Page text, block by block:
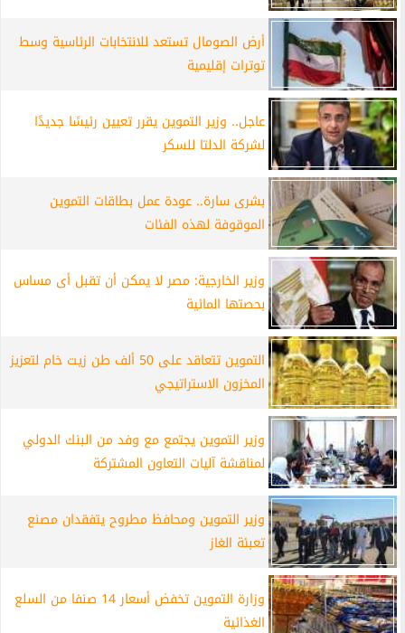
أرض الصومال تستعد للانتخابات الرئاسية وسط
توترات إقليمية
عاجل.. وزير التموين يقرر تعيين رئيسًا جديدًا
لشركة الدلتا للسكر
بشرى سارة.. عودة عمل بطاقات التموين
الموقوفة لهذه الفئات
وزير الخارجية: مصر لا يمكن أن تقبل أى مساس
بحصتها المائية
التموين تتعاقد على 50 ألف طن زيت خام لتعزيز
المخزون الاستراتيجي
‎وزير التموين يجتمع مع وفد من البنك الدولي
لمناقشة آليات التعاون المشتركة
وزير التموين ومحافظ مطروح يتفقدان مصنع
تعبئة الغاز
وزارة التموين تخفض أسعار 14 صنفا من السلع
الغذائية